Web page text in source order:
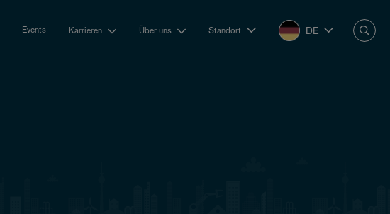
Events Karrieren Über uns Standort DE